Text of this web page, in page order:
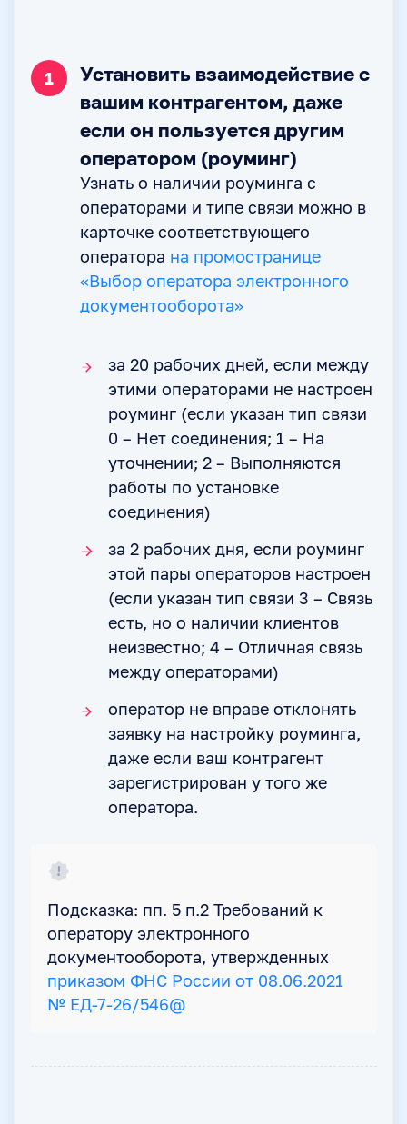
1
Установить взаимодействие с
вашим контрагентом, даже
если он пользуется другим
оператором (роуминг)
Узнать о наличии роуминга с
операторами и типе связи можно в
карточке соответствующего
оператора на промостранице
«Выбор оператора электронного
документооборота»
за 20 рабочих дней, если между
этими операторами не настроен
роуминг (если указан тип связи
0 – Нет соединения; 1 – На
уточнении; 2 – Выполняются
работы по установке
соединения)
за 2 рабочих дня, если роуминг
этой пары операторов настроен
(если указан тип связи 3 – Связь
есть, но о наличии клиентов
неизвестно; 4 – Отличная связь
между операторами)
оператор не вправе отклонять
заявку на настройку роуминга,
даже если ваш контрагент
зарегистрирован у того же
оператора.
Подсказка: пп. 5 п.2 Требований к
оператору электронного
документооборота, утвержденных
приказом ФНС России от 08.06.2021
№ ЕД-7-26/546@